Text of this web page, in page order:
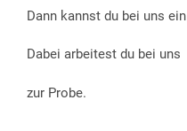
Dann kannst du bei uns ein
Dabei arbeitest du bei uns
zur Probe.